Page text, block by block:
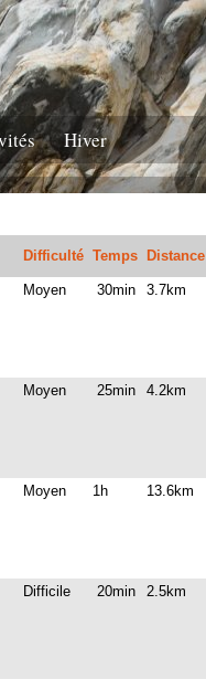
Hiver
Difficulté Temps Distance
Moyen 30min 3.7km
Moyen 25min 4.2km
Moyen 1h 13.6km
Difficile 20min 2.5km